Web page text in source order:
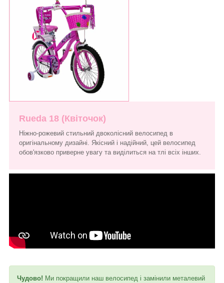
Rueda 18 (Квіточок)
Ніжно-рожевий стильний двоколісний велосипед в
оригінальному дизайні. Якісний і надійний, цей велосипед
обов'язково приверне увагу та виділиться на тлі всіх інших.
Чудово! Ми покращили наш велосипед і замінили металевий